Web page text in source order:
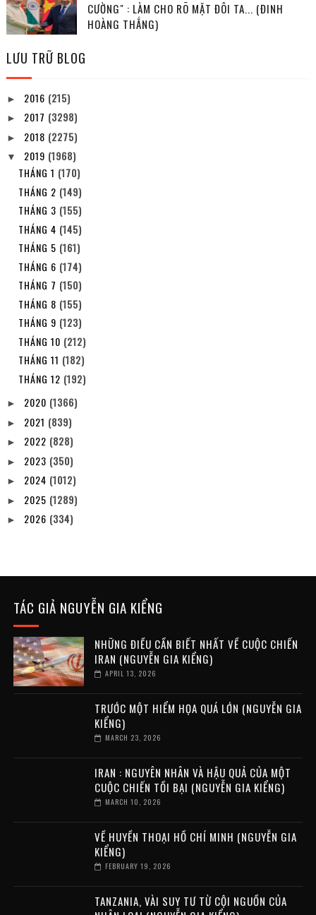
CƯỜNG" : LÀM CHO RÕ MẶT ĐÔI TA... (ĐINH
HOÀNG THẮNG)
LƯU TRỮ BLOG
► 2016 (215)
► 2017 (3298)
► 2018 (2275)
▼ 2019 (1968)
THÁNG 1 (170)
THÁNG 2 (149)
THÁNG 3 (155)
THÁNG 4 (145)
THÁNG 5 (161)
THÁNG 6 (174)
THÁNG 7 (150)
THÁNG 8 (155)
THÁNG 9 (123)
THÁNG 10 (212)
THÁNG 11 (182)
THÁNG 12 (192)
► 2020 (1366)
► 2021 (839)
► 2022 (828)
► 2023 (350)
► 2024 (1012)
► 2025 (1289)
► 2026 (334)
TÁC GIẢ NGUYỄN GIA KIỂNG
NHỮNG ĐIỀU CẦN BIẾT NHẤT VỀ CUỘC CHIẾN
IRAN (NGUYỄN GIA KIỂNG)
APRIL 13, 2026
TRƯỚC MỘT HIỂM HỌA QUÁ LỚN (NGUYỄN GIA
KIỂNG)
MARCH 23, 2026
IRAN : NGUYÊN NHÂN VÀ HẬU QUẢ CỦA MỘT
CUỘC CHIẾN TỒI BẠI (NGUYỄN GIA KIỂNG)
MARCH 10, 2026
VỀ HUYỀN THOẠI HỒ CHÍ MINH (NGUYỄN GIA
KIỂNG)
FEBRUARY 19, 2026
TANZANIA, VÀI SUY TƯ TỪ CỘI NGUỒN CỦA